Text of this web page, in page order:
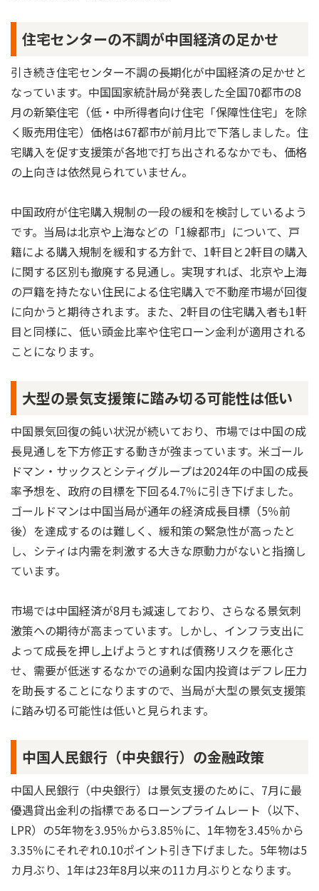
住宅センターの不調が中国経済の足かせ
引き続き住宅センター不調の長期化が中国経済の足かせと
なっています。中国国家統計局が発表した全国70都市の8
月の新築住宅（低・中所得者向け住宅「保障性住宅」を除
く販売用住宅）価格は67都市が前月比で下落しました。住
宅購入を促す支援策が各地で打ち出されるなかでも、価格
の上向きは依然見られていません。
中国政府が住宅購入規制の一段の緩和を検討しているよう
です。当局は北京や上海などの「1線都市」について、戸
籍による購入規制を緩和する方針で、1軒目と2軒目の購入
に関する区別も撤廃する見通し。実現すれば、北京や上海
の戸籍を持たない住民による住宅購入で不動産市場が回復
に向かうと期待されます。また、2軒目の住宅購入者も1軒
目と同様に、低い頭金比率や住宅ローン金利が適用される
ことになります。
大型の景気支援策に踏み切る可能性は低い
中国景気回復の鈍い状況が続いており、市場では中国の成
長見通しを下方修正する動きが強まっています。米ゴール
ドマン・サックスとシティグループは2024年の中国の成長
率予想を、政府の目標を下回る4.7％に引き下げました。
ゴールドマンは中国当局が通年の経済成長目標（5％前
後）を達成するのは難しく、緩和策の緊急性が高ったと
し、シティは内需を刺激する大きな原動力がないと指摘し
ています。
市場では中国経済が8月も減速しており、さらなる景気刺
激策への期待が高まっています。しかし、インフラ支出に
よって成長を押し上げようとすれば債務リスクを悪化さ
せ、需要が低迷するなかでの過剰な国内投資はデフレ圧力
を助長することになりますので、当局が大型の景気支援策
に踏み切る可能性は低いと見られます。
中国人民銀行（中央銀行）の金融政策
中国人民銀行（中央銀行）は景気支援のために、7月に最
優遇貸出金利の指標であるローンプライムレート（以下、
LPR）の5年物を3.95％から3.85％に、1年物を3.45％から
3.35％にそれぞれ0.10ポイント引き下げました。5年物は5
カ月ぶり、1年は23年8月以来の11カ月ぶりとなります。